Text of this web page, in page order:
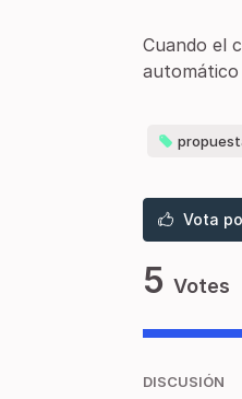
Cuando el
automático
Vota
5 Votes
DISCUSIÓN